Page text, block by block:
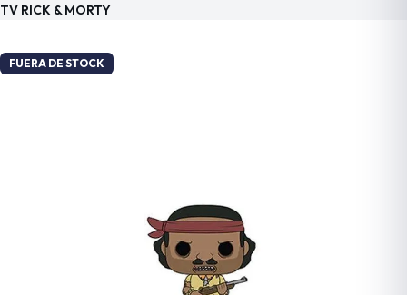
TV RICK & MORTY
FUERA DE STOCK